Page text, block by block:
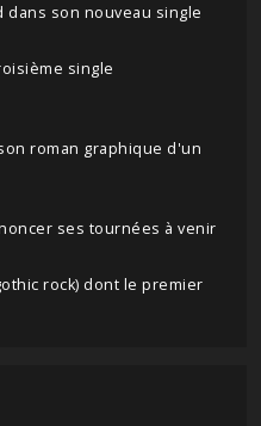
dans son nouveau single
single
son roman graphique d'un
ses tournées à venir
rock) dont le premier